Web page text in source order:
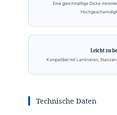
Eine gleichmäßige Dicke
Leicht zu
Kompatibel mit Laminieren,
Technische Daten